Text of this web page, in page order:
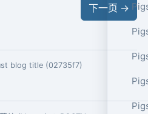
下一页 →
blog title (02735f7)